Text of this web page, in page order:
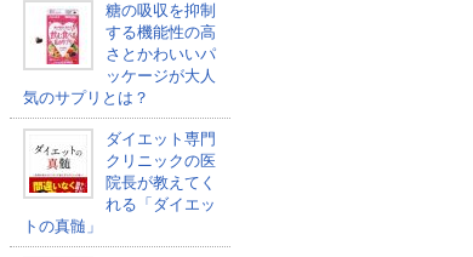
糖の吸収を抑制
する機能性の高
さとかわいいパ
ッケージが大人
気のサプリとは？
ダイエット専門
クリニックの医
院長が教えてく
れる「ダイエッ
トの真髄」